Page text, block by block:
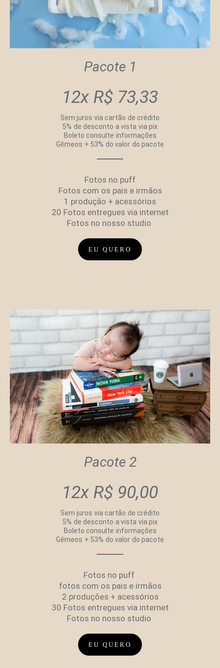
Pacote 1
12x R$ 73,33
Sem juros via cartão de crédito
5% de desconto a vista via pix
Boleto consulte informações
Gêmeos + 53% do valor do pacote
Fotos no puff
Fotos com os pais e irmãos
1 produção + acessórios
20 Fotos entregues via internet
Fotos no nosso studio
EU QUERO
Pacote 2
12x R$ 90,00
Sem juros via cartão de crédito
5% de desconto a vista via pix
Boleto consulte informações
Gêmeos + 53% do valor do pacote
Fotos no puff
fotos com os pais e irmãos
2 produções + acessórios
30 Fotos entregues via internet
Fotos no nosso studio
EU QUERO